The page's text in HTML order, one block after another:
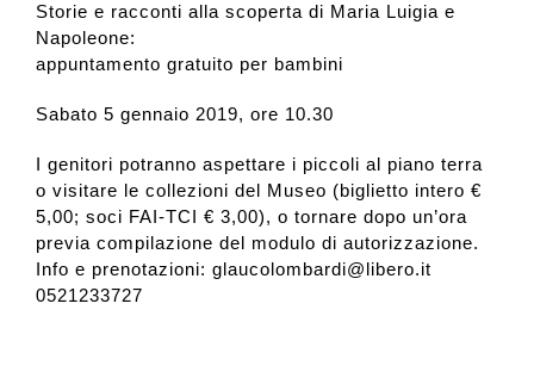
Storie e racconti alla scoperta di Maria Luigia e
Napoleone:
appuntamento gratuito per bambini
Sabato 5 gennaio 2019, ore 10.30
I genitori potranno aspettare i piccoli al piano terra
o visitare le collezioni del Museo (biglietto intero €
5,00; soci FAI-TCI € 3,00), o tornare dopo un’ora
previa compilazione del modulo di autorizzazione.
Info e prenotazioni: glaucolombardi@libero.it
0521233727